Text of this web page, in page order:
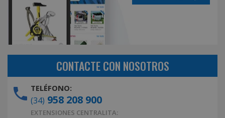
CONTACTE CON NOSOTROS
TELÉFONO:
(34) 958 208 900
EXTENSIONES CENTRALITA: